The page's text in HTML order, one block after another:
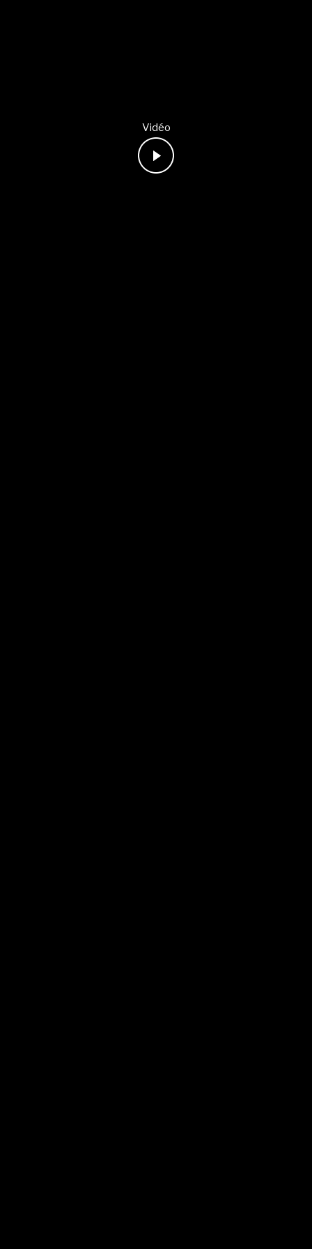
Vidéo